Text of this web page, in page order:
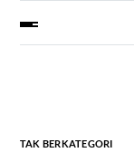
TAK BERKATEGORI